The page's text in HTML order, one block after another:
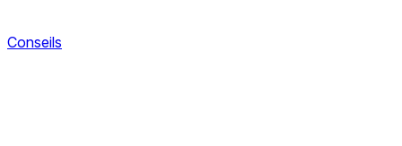
Conseils